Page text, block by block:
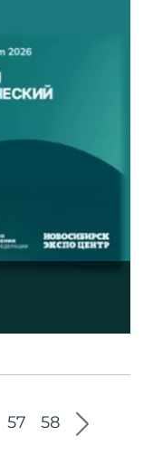
57 58